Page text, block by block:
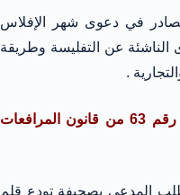
في دعوى شهر الإفلاس
الناشئة عن التفليسة وطريقة
.
وفيما يخص رفع الدعاوى تنص المادة رقم 63 من قانون المرافعات
المدعي بصحيفة تودع قلم